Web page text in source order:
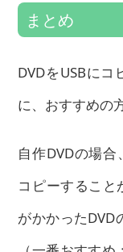
まとめ
DVDをUSBに
に、おすすめの
自作DVDの場合
コピーすること
がかかったDVD